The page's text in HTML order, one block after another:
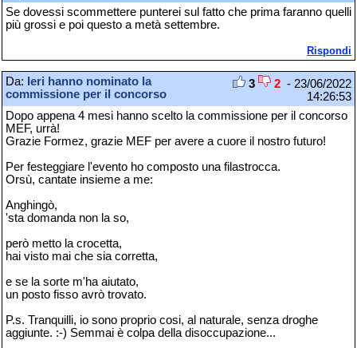
Se dovessi scommettere punterei sul fatto che prima faranno quelli
più grossi e poi questo a metà settembre.
Rispondi
Da: Ieri hanno nominato la
commissione per il concorso
3 2 - 23/06/2022
14:26:53
Dopo appena 4 mesi hanno scelto la commissione per il concorso
MEF, urrà!
Grazie Formez, grazie MEF per avere a cuore il nostro futuro!
Per festeggiare l'evento ho composto una filastrocca.
Orsù, cantate insieme a me:
Anghingò,
'sta domanda non la so,
però metto la crocetta,
hai visto mai che sia corretta,
e se la sorte m'ha aiutato,
un posto fisso avrò trovato.
P.s. Tranquilli, io sono proprio cosi, al naturale, senza droghe
aggiunte. :-) Semmai è colpa della disoccupazione...